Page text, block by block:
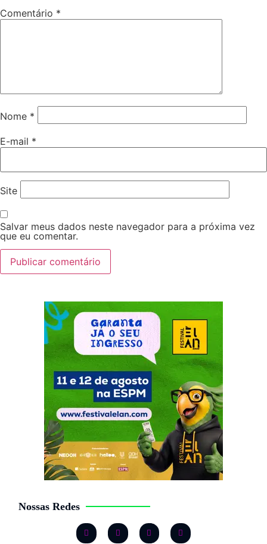
Comentário *
Nome *
E-mail *
Site
Salvar meus dados neste navegador para a próxima vez
que eu comentar.
Nossas Redes